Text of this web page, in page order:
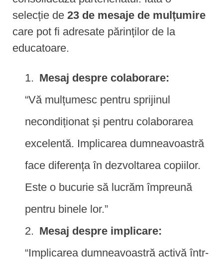
selecție de 23 de mesaje de mulțumire
care pot fi adresate părinților de la
educatoare.
Mesaj despre colaborare:
“Vă mulțumesc pentru sprijinul
necondiționat și pentru colaborarea
excelentă. Implicarea dumneavoastră
face diferența în dezvoltarea copiilor.
Este o bucurie să lucrăm împreună
pentru binele lor.”
Mesaj despre implicare:
“Implicarea dumneavoastră activă într-